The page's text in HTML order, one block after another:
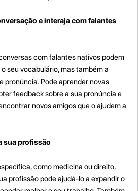
e interaja com falantes
com falantes nativos podem
seu vocabulário, mas também a
pronúncia. Pode aprender novas
feedback sobre a sua pronúncia e
novos amigos que o ajudem a
sua profissão
como medicina ou direito,
profissão pode ajudá-lo a expandir o